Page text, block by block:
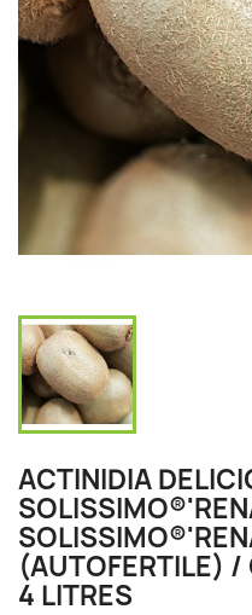
ACTINIDIA
(AUTOFERTILE) /
4 LITRES